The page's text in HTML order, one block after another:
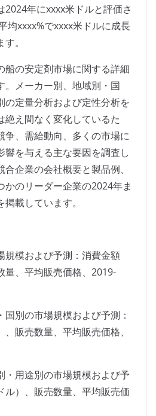
2024年にxxxx米ドルと評価さ
均xxxx%でxxxx米ドルに成長
。
船の安定剤市場に関する詳細
。メーカー別、地域別・国
の定量分析および定性分析を
絶え間なく変化しているた
争、需給動向、多くの市場に
響を与える主な要因を調査し
企業の会社概要と製品例、
かのリーダー企業の2024年ま
載しています。
規模および予測：消費金額
量、平均販売価格、2019-
別の市場規模および予測：
販売数量、平均販売価格、
・用途別の市場規模および予
ル）、販売数量、平均販売価